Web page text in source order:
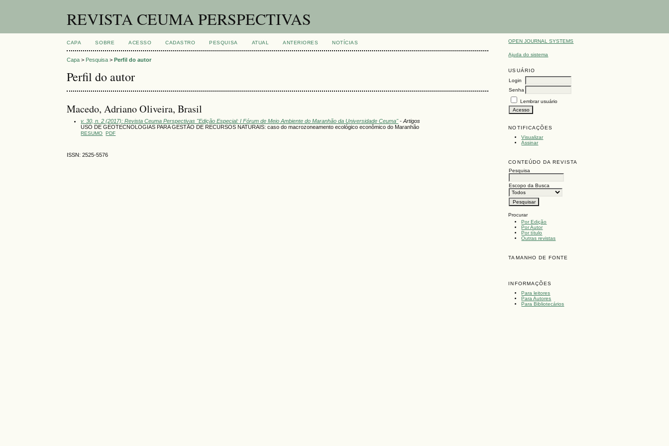
REVISTA CEUMA PERSPECTIVAS
OPEN JOURNAL SYSTEMS
Ajuda do sistema
USUÁRIO
Login
Senha
Lembrar usuário
NOTIFICAÇÕES
Visualizar
Assinar
CONTEÚDO DA REVISTA
Pesquisa
Escopo da Busca
Procurar
Por Edição
Por Autor
Por título
Outras revistas
TAMANHO DE FONTE
INFORMAÇÕES
Para leitores
Para Autores
Para Bibliotecários
CAPA SOBRE ACESSO CADASTRO PESQUISA ATUAL ANTERIORES NOTÍCIAS
Capa > Pesquisa >Perfil do autor
Perfil do autor
Macedo, Adriano Oliveira, Brasil
v. 30, n. 2 (2017): Revista Ceuma Perspectivas "Edição Especial: I Fórum de Meio Ambiente do Maranhão da Universidade Ceuma"- Artigos
USO DE GEOTECNOLOGIAS PARA GESTÃO DE RECURSOS NATURAIS: caso do macrozoneamento ecológico econômico do Maranhão
RESUMO PDF
ISSN: 2525-5576